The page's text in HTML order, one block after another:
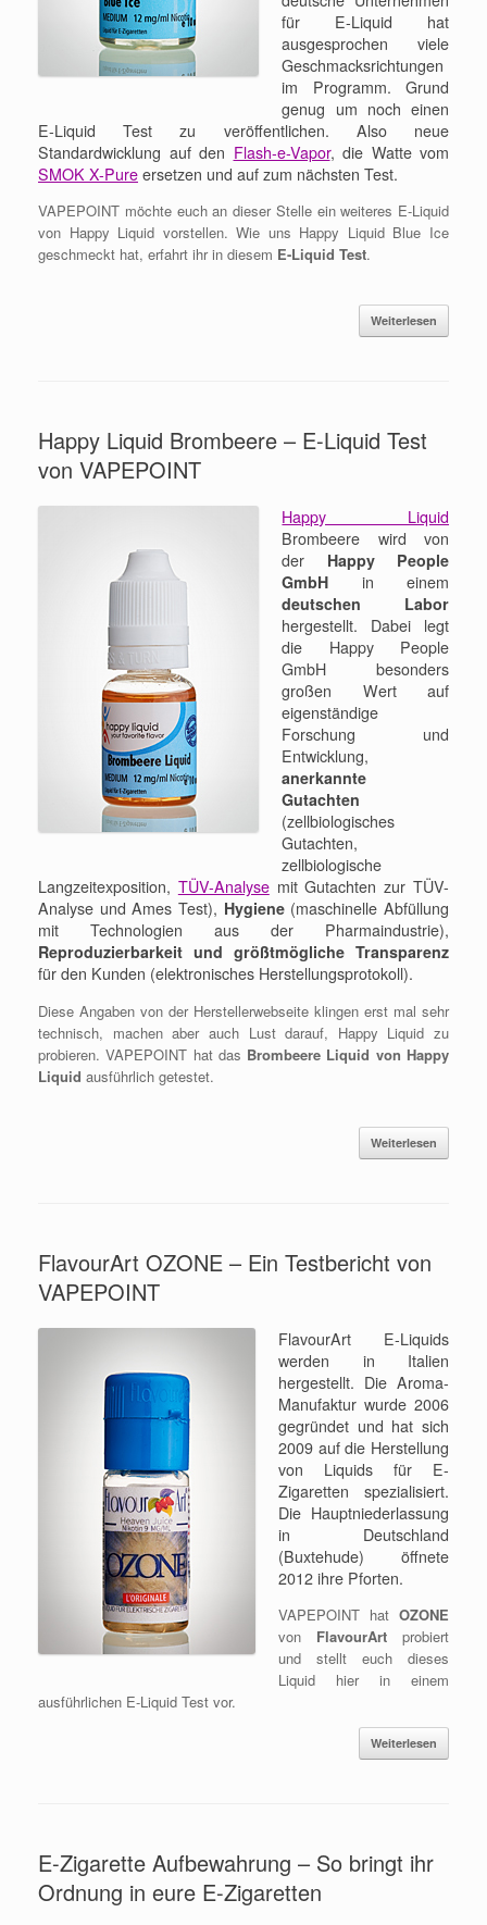
für E-Liquid hat
ausgesprochen viele
Geschmacksrichtungen
im Programm. Grund
genug um noch einen
E-Liquid Test zu veröffentlichen. Also neue
Standardwicklung auf den Flash-e-Vapor, die Watte vom
SMOK X-Pure ersetzen und auf zum nächsten Test.
VAPEPOINT möchte euch an dieser Stelle ein weiteres E-Liquid
von Happy Liquid vorstellen. Wie uns Happy Liquid Blue Ice
geschmeckt hat, erfahrt ihr in diesem E-Liquid Test.
Weiterlesen
Happy Liquid Brombeere – E-Liquid Test
von VAPEPOINT
Happy Liquid
Brombeere wird von
der Happy People
GmbH in einem
deutschen Labor
hergestellt. Dabei legt
die Happy People
GmbH besonders
großen Wert auf
eigenständige
Forschung und
Entwicklung,
anerkannte
Gutachten
(zellbiologisches
Gutachten,
zellbiologische
Langzeitexposition, TÜV-Analysemit Gutachten zur TÜV-
Analyse und Ames Test), Hygiene(maschinelle Abfüllung
mit Technologien aus der Pharmaindustrie),
Reproduzierbarkeit und größtmögliche Transparenz
für den Kunden (elektronisches Herstellungsprotokoll).
Diese Angaben von der Herstellerwebseite klingen erst mal sehr
technisch, machen aber auch Lust darauf, Happy Liquid zu
probieren. VAPEPOINT hat das Brombeere Liquid von Happy
Liquid ausführlich getestet.
Weiterlesen
FlavourArt OZONE – Ein Testbericht von
VAPEPOINT
FlavourArt E-Liquids
werden in Italien
hergestellt. Die Aroma-
Manufaktur wurde 2006
gegründet und hat sich
2009 auf die Herstellung
von Liquids für E-
Zigaretten spezialisiert.
Die Hauptniederlassung
in Deutschland
(Buxtehude) öffnete
2012 ihre Pforten.
VAPEPOINT hat OZONE
von FlavourArt probiert
und stellt euch dieses
Liquid hier in einem
ausführlichen E-Liquid Test vor.
Weiterlesen
E-Zigarette Aufbewahrung – So bringt ihr
Ordnung in eure E-Zigaretten